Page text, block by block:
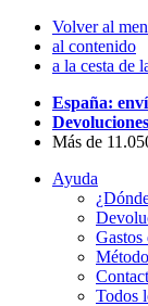
Volver al
al contenido
a la cesta de
España:
Más de
Ayuda
Gastos
Todos